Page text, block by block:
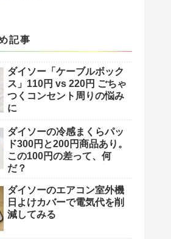
記事
ダイソー「ケーブルボック
ス」110円 vs 220円 ごちゃ
つくコンセント周りの悩み
に
ダイソーの冷感まくらパッ
ド300円と200円商品あり。
この100円の差って、何
だ？
ダイソーのエアコン室外機
日よけカバーで電気代を削
減してみる